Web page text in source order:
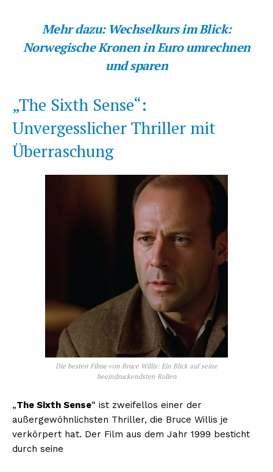
Mehr dazu: Wechselkurs im Blick:
Norwegische Kronen in Euro umrechnen
und sparen
„The Sixth Sense“:
Unvergesslicher Thriller mit
Überraschung
Die besten Filme von Bruce Willis: Ein Blick auf seine
beeindruckendsten Rollen
„The Sixth Sense“ ist zweifellos einer der
außergewöhnlichsten Thriller, die Bruce Willis je
verkörpert hat. Der Film aus dem Jahr 1999 besticht
durch seine